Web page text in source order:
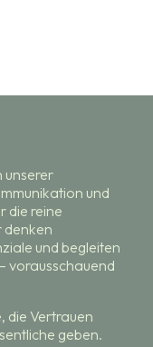
unserer
und
die reine
denken
und begleiten
vorausschauend
die Vertrauen
geben.